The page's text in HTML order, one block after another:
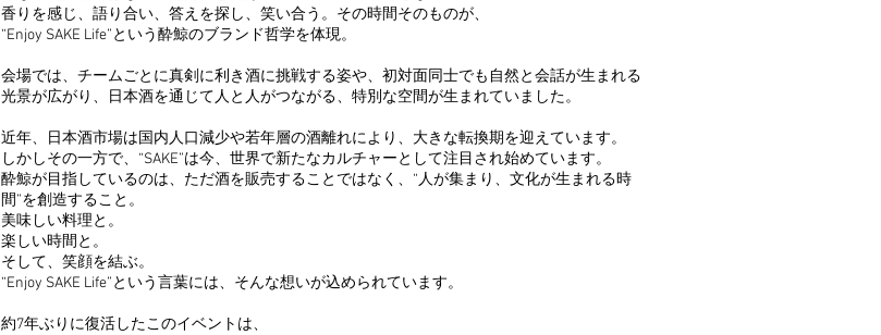
香りを感じ、語り合い、答えを探し、笑い合う。その時間そのものが、
“Enjoy SAKE Life”という酔鯨のブランド哲学を体現。
会場では、チームごとに真剣に利き酒に挑戦する姿や、初対面同士でも自然と会話が生まれる
光景が広がり、日本酒を通じて人と人がつながる、特別な空間が生まれていました。
近年、日本酒市場は国内人口減少や若年層の酒離れにより、大きな転換期を迎えています。
しかしその一方で、“SAKE”は今、世界で新たなカルチャーとして注目され始めています。
酔鯨が目指しているのは、ただ酒を販売することではなく、“人が集まり、文化が生まれる時
間”を創造すること。
美味しい料理と。
楽しい時間と。
そして、笑顔を結ぶ。
“Enjoy SAKE Life”という言葉には、そんな想いが込められています。
約7年ぶりに復活したこのイベントは、